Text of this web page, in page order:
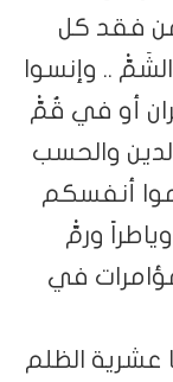
من فقد كل
.. وإنسوا
أو في قُمّْ
والحسب
أنفسكم
ورمّْ
في
عشرية الظلم